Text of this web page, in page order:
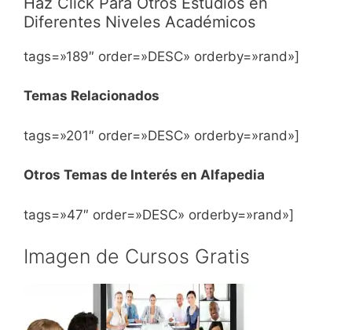
Diferentes Niveles Académicos
tags=»189″ order=»DESC» orderby=»rand»]
Temas Relacionados
tags=»201″ order=»DESC» orderby=»rand»]
Otros Temas de Interés en Alfapedia
tags=»47″ order=»DESC» orderby=»rand»]
Imagen de Cursos Gratis